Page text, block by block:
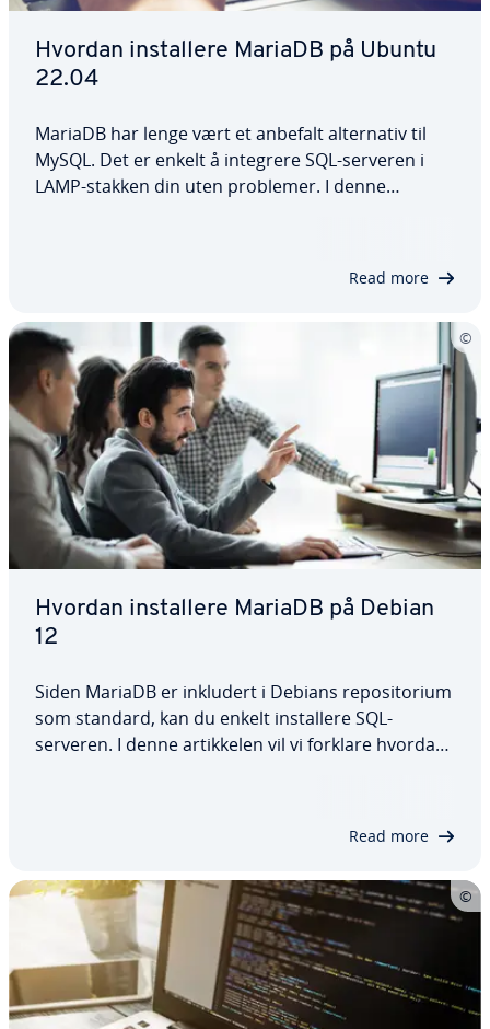
Hvordan installere MariaDB på Ubuntu
22.04
MariaDB har lenge vært et anbefalt alternativ til
MySQL. Det er enkelt å integrere SQL-serveren i
LAMP-stakken din uten problemer. I denne
Read more
Hvordan installere MariaDB på Debian
12
Siden MariaDB er inkludert i Debians repositorium
som standard, kan du enkelt installere SQL-
serveren. I denne artikkelen vil vi forklare hvordan
Read more